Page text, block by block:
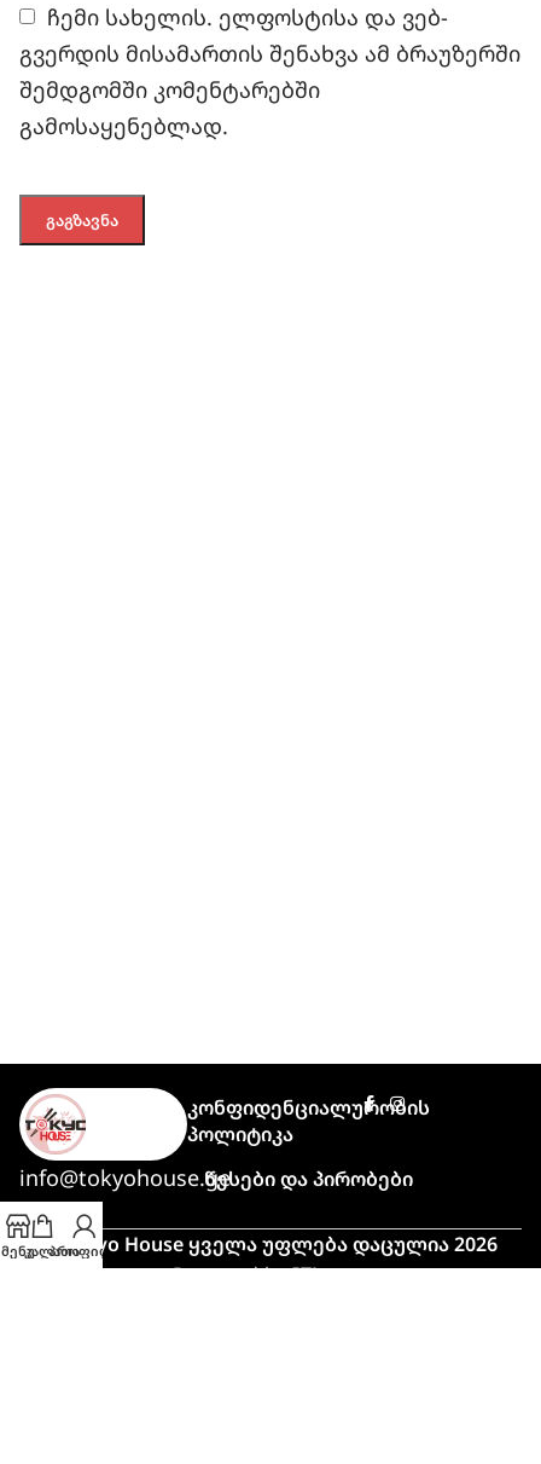
ჩემი სახელის. ელფოსტისა და ვებ-
გვერდის მისამართის შენახვა ამ ბრაუზერში
შემდგომში კომენტარებში
გამოსაყენებლად.
info@tokyohouse.ge
Კონფიდენციალურობის
Პოლიტიკა
Წესები Და Პირობები
© Tokyo House ყველა უფლება დაცულია 2026
Powered byITLover
მენუკალათა
პროფილი